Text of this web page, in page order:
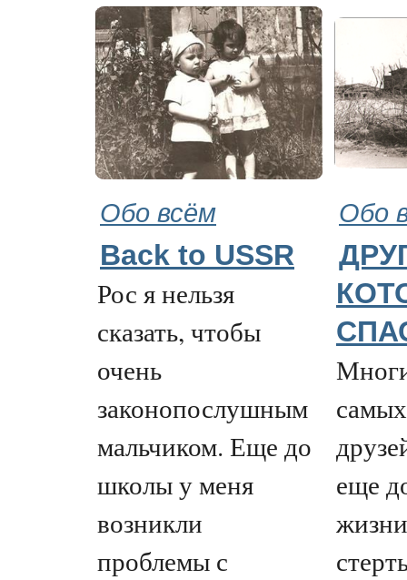
Обо всём Обо
Back to USSR
Рос я нельзя
сказать, чтобы
очень
законопослушным
мальчиком. Еще до
школы у меня
возникли
проблемы с
еще